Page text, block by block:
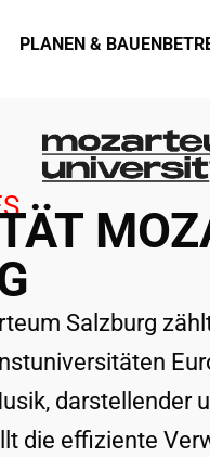
PLANEN & BAUEN
Salzburg
darstellender
die effiziente